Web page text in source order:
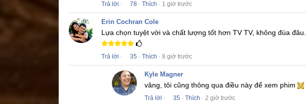
Trả lời · 78 · Thích · 1 giờ trước
Erin Cochran Cole
Lựa chọn tuyệt vời và chất lượng tốt hơn TV TV, không đùa đâu.
Trả lời · 35 · Thích · 8 giờ trước
Kyle Magner
vâng, tôi cũng thông qua điều này để xem phim
Trả lời · 35 · Thích · 2 giờ trước